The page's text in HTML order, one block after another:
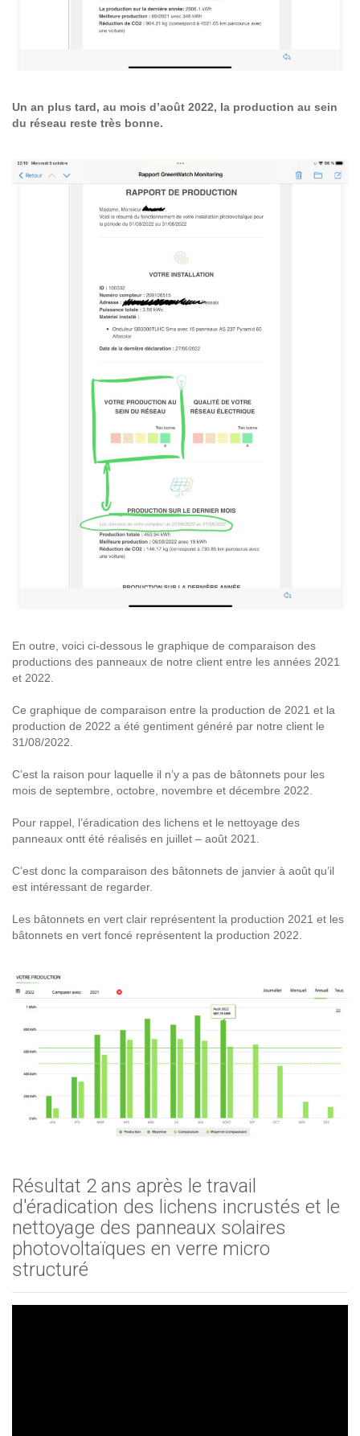
Un an plus tard, au mois d’août 2022, la production au sein
du réseau reste très bonne.
En outre, voici ci-dessous le graphique de comparaison des
productions des panneaux de notre client entre les années 2021
et 2022.
Ce graphique de comparaison entre la production de 2021 et la
production de 2022 a été gentiment généré par notre client le
31/08/2022.
C’est la raison pour laquelle il n’y a pas de bâtonnets pour les
mois de septembre, octobre, novembre et décembre 2022.
Pour rappel, l’éradication des lichens et le nettoyage des
panneaux ontt été réalisés en juillet – août 2021.
C’est donc la comparaison des bâtonnets de janvier à août qu’il
est intéressant de regarder.
Les bâtonnets en vert clair représentent la production 2021 et les
bâtonnets en vert foncé représentent la production 2022.
Résultat 2 ans après le travail
d'éradication des lichens incrustés et le
nettoyage des panneaux solaires
photovoltaïques en verre micro
structuré